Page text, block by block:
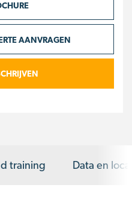
AANVRAGEN
training Data en